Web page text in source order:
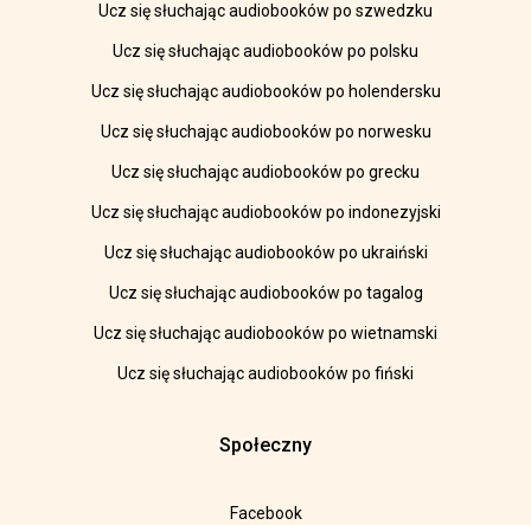
Ucz się słuchając audiobooków po szwedzku
Ucz się słuchając audiobooków po polsku
Ucz się słuchając audiobooków po holendersku
Ucz się słuchając audiobooków po norwesku
Ucz się słuchając audiobooków po grecku
Ucz się słuchając audiobooków po indonezyjski
Ucz się słuchając audiobooków po ukraiński
Ucz się słuchając audiobooków po tagalog
Ucz się słuchając audiobooków po wietnamski
Ucz się słuchając audiobooków po fiński
Społeczny
Facebook